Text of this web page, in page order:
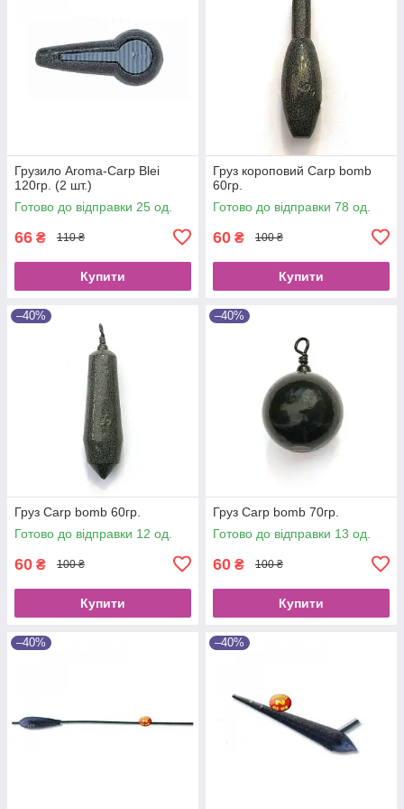
Грузило Aroma-Carp Blei
120гр. (2 шт.)
Готово до відправки 25 од.
66 ₴ 110 ₴
Купити
Груз короповий Carp bomb
60гр.
Готово до відправки 78 од.
60 ₴ 100 ₴
Купити
–40%
Груз Carp bomb 60гр.
Готово до відправки 12 од.
60 ₴ 100 ₴
Купити
–40%
Груз Carp bomb 70гр.
Готово до відправки 13 од.
60 ₴ 100 ₴
Купити
–40% –40%